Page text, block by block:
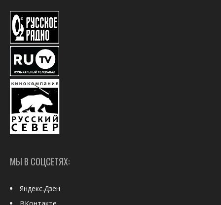
МЫ В СОЦСЕТЯХ:
Яндекс.Дзен